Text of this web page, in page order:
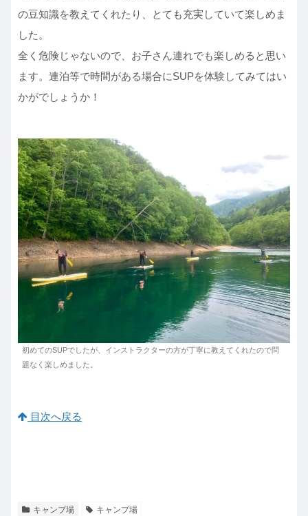
の豆知識を教えてくれたり、とても充実していて楽しめま
した。
全く危険じゃないので、お子さん連れでも楽しめると思い
ます。連泊等で時間がある場合にSUPを体験してみてはい
かがでしょうか！
初めてのSUPでしたが、インストラクターの方が丁寧に教えてくれたので問
題なく楽しめました。
目次へ戻る
キャンプ場 キャンプ場